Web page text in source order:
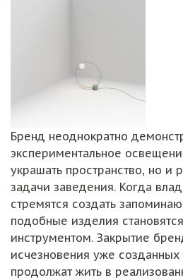
Бренд неоднократно
экспериментальное
украшать пространство, но и
задачи заведения. Когда
стремятся создать
подобные изделия
инструментом. Закрытие
исчезновения уже
продолжат жить в